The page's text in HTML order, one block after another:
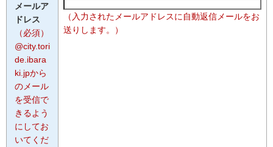
メールア
ドレス
（必須）
@city.tori
de.ibara
ki.jpから
のメール
を受信で
きるよう
にしてお
いてくだ
（入力されたメールアドレスに自動返信メールをお
送りします。）